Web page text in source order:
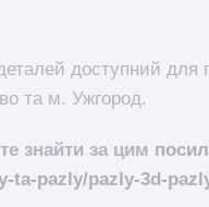
доступний
та м. Ужгород.
знайти за цим
ta-pazly/pazly-3d-